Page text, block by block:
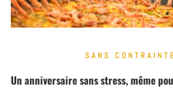
SANS
Un anniversaire sans stress, même